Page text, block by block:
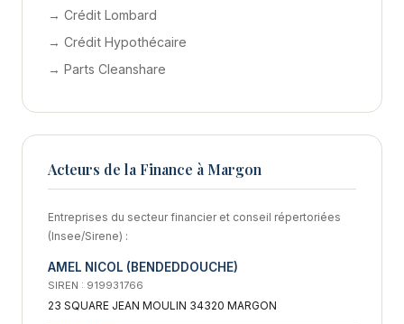
→ Crédit Lombard
→ Crédit Hypothécaire
→ Parts Cleanshare
Acteurs de la Finance à Margon
Entreprises du secteur financier et conseil répertoriées
(Insee/Sirene) :
AMEL NICOL (BENDEDDOUCHE)
SIREN : 919931766
23 SQUARE JEAN MOULIN 34320 MARGON